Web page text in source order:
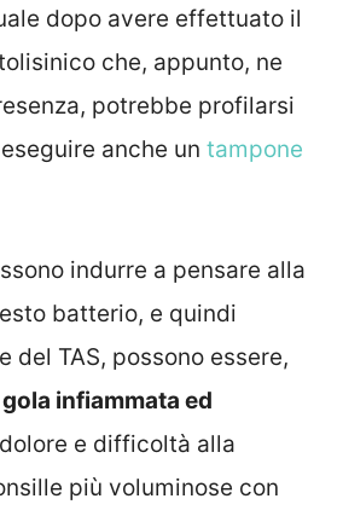
dopo avere effettuato il
che, appunto, ne
potrebbe profilarsi
anche un tampone
indurre a pensare alla
batterio, e quindi
del TAS, possono essere,
gola infiammata ed
e difficoltà alla
più voluminose con